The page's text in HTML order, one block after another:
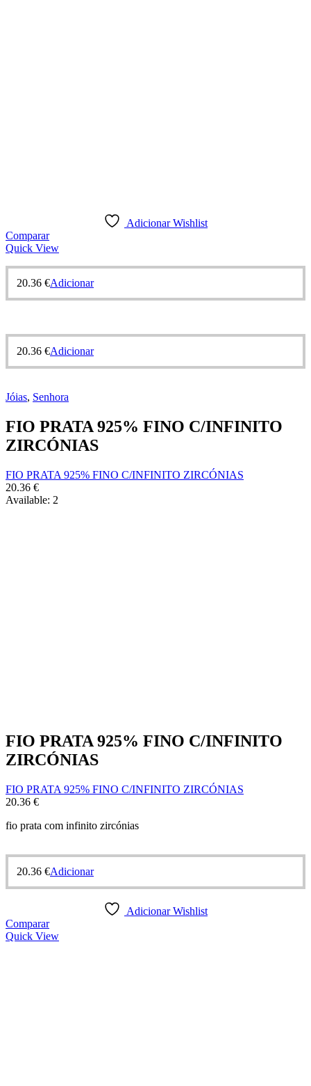
Adicionar Wishlist
Comparar
Quick View
20.36 €Adicionar
20.36 €Adicionar
Jóias, Senhora
FIO PRATA 925% FINO C/INFINITO
ZIRCÓNIAS
FIO PRATA 925% FINO C/INFINITO ZIRCÓNIAS
20.36 €
Available: 2
FIO PRATA 925% FINO C/INFINITO
ZIRCÓNIAS
FIO PRATA 925% FINO C/INFINITO ZIRCÓNIAS
20.36 €
fio prata com infinito zircónias
20.36 €Adicionar
Adicionar Wishlist
Comparar
Quick View